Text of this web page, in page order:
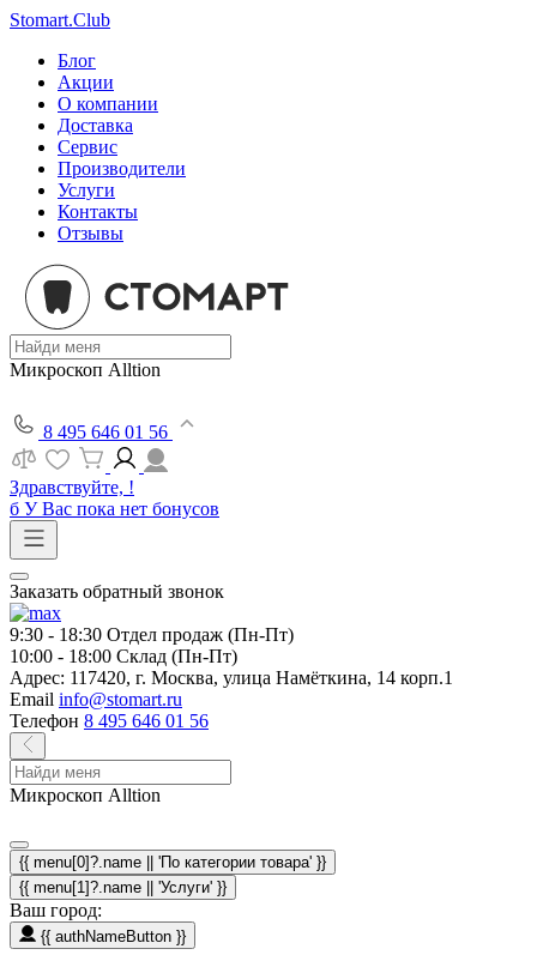
Stomart.Club
Блог
Акции
О компании
Доставка
Сервис
Производители
Услуги
Контакты
Отзывы
Микроскоп Alltion
8 495 646 01 56
Здравствуйте, !
б У Вас пока нет бонусов
Заказать обратный звонок
9:30 - 18:30 Отдел продаж (Пн-Пт)
10:00 - 18:00 Склад (Пн-Пт)
Адрес: 117420, г. Москва, улица Намёткина, 14 корп.1
Email info@stomart.ru
Телефон 8 495 646 01 56
Микроскоп Alltion
{{ menu[0]?.name || 'По категории товара' }}
{{ menu[1]?.name || 'Услуги' }}
Ваш город:
{{ authNameButton }}